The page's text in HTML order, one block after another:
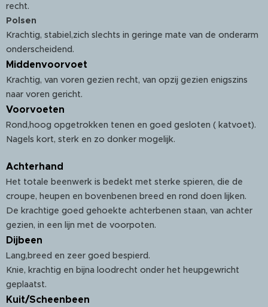
recht.
Polsen
Krachtig, stabiel,zich slechts in geringe mate van de onderarm
onderscheidend.
Middenvoorvoet
Krachtig, van voren gezien recht, van opzij gezien enigszins
naar voren gericht.
Voorvoeten
Rond,hoog opgetrokken tenen en goed gesloten ( katvoet).
Nagels kort, sterk en zo donker mogelijk.
Achterhand
Het totale beenwerk is bedekt met sterke spieren, die de
croupe, heupen en bovenbenen breed en rond doen lijken.
De krachtige goed gehoekte achterbenen staan, van achter
gezien, in een lijn met de voorpoten.
Dijbeen
Lang,breed en zeer goed bespierd.
Knie, krachtig en bijna loodrecht onder het heupgewricht
geplaatst.
Kuit/Scheenbeen